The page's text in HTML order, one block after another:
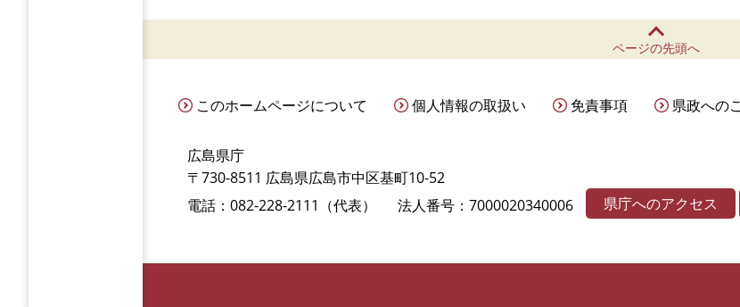
ページの先頭へ
このホームページについて 個人情報の取扱い 免責事項 県政への
広島県庁
〒730-8511 広島県広島市中区基町10-52
電話：082-228-2111（代表）
法人番号：7000020340006 県庁へのアクセス